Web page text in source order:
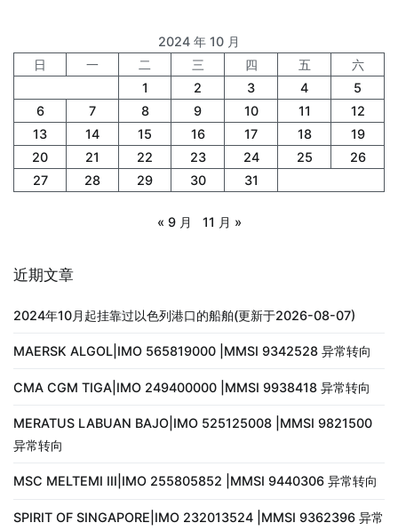
2024 年 10 月
日
一 二 三 四 五
六
1
2 3 4
5
6
7 8 9 10 11
12
13
14 15 16 17 18
19
20
21 22 23 24 25
26
27
28 29 30 31
« 9 月 11 月 »
近期文章
2024年10月起挂靠过以色列港口的船舶(更新于2026-08-07)
MAERSK ALGOL|IMO 565819000 |MMSI 9342528 异常转向
CMA CGM TIGA|IMO 249400000 |MMSI 9938418 异常转向
MERATUS LABUAN BAJO|IMO 525125008 |MMSI 9821500
异常转向
MSC MELTEMI III|IMO 255805852 |MMSI 9440306 异常转向
SPIRIT OF SINGAPORE|IMO 232013524 |MMSI 9362396 异常